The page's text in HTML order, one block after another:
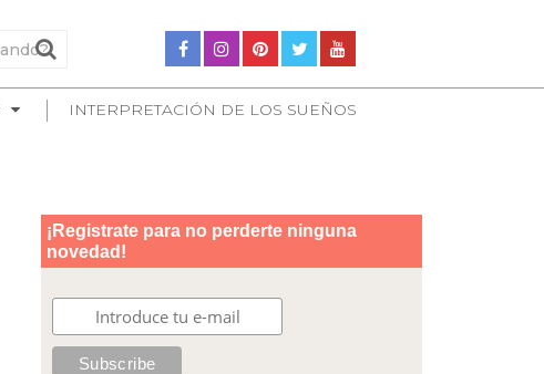
INTERPRETACIÓN DE LOS SUEÑOS